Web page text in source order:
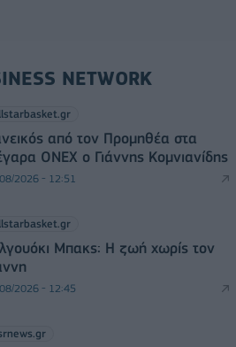
NETWORK
από τον Προμηθέα στα
ONEX ο Γιάννης Κομνιανίδης
2026 - 12:51
Μπακς: Η ζωή χωρίς τον
2026 - 12:45